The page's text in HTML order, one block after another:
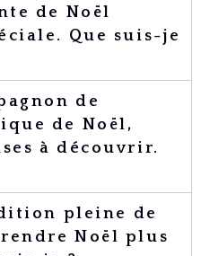
de Noël
Que suis-je
de
de Noël,
à découvrir.
pleine de
Noël plus